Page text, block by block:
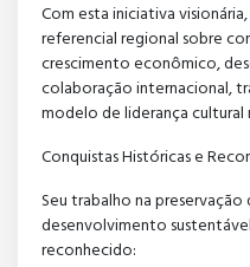
Com esta iniciativa
referencial regional sobre
crescimento econômico,
colaboração internacional,
modelo de liderança
Conquistas Históricas e
Seu trabalho na
desenvolvimento
reconhecido: